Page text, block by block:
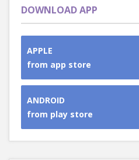
DOWNLOAD APP
APPLE
from app store
ANDROID
from play store